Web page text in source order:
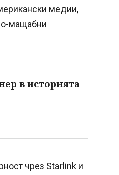
медии,
мащабни
в историята
чрез Starlink и